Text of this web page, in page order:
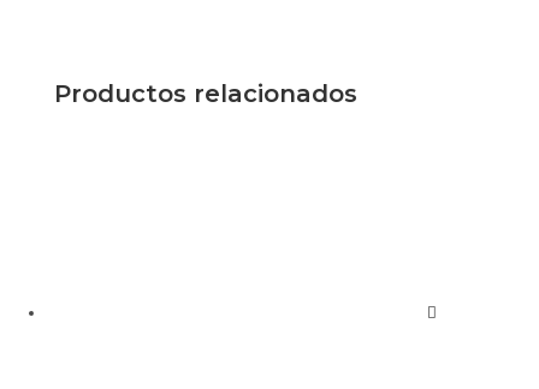
Productos relacionados